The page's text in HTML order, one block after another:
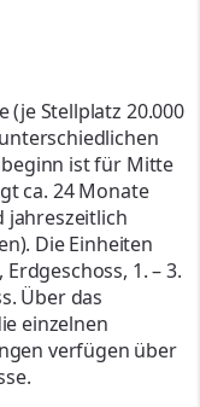
(je Stellplatz 20.000
ist für Mitte
ca. 24 Monate
jahreszeitlich
Die Einheiten
1. – 3.
Über das
einzelnen
verfügen über